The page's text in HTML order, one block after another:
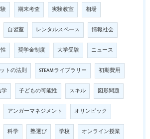
期末考査 実験教室 相場
自習室 レンタルスペース 情報社会
奨学金制度 大学受験 ニュース
トの法則 STEAMライブラリー 初期費用
学 子どもの可能性 スキル 図形問題
アンガーマネジメント オリンピック
科学 塾選び 学校 オンライン授業